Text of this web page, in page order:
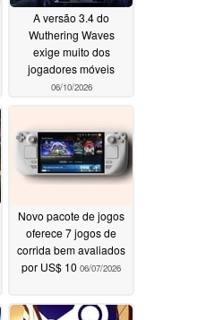
A versão 3.4 do
Wuthering Waves
exige muito dos
jogadores móveis
06/10/2026
Novo pacote de jogos
oferece 7 jogos de
corrida bem avaliados
por US$ 10 06/07/2026